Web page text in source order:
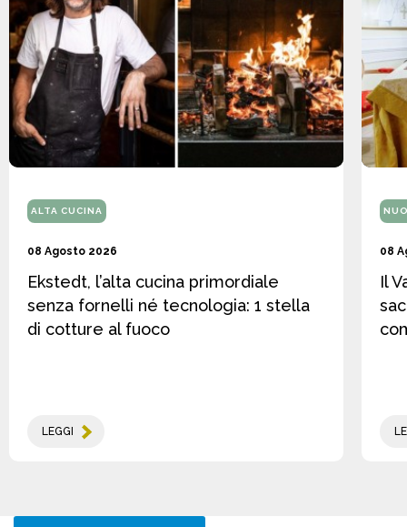
ALTA CUCINA
08 Agosto 2026
Ekstedt, l’alta cucina primordiale
senza fornelli né tecnologia: 1 stella
di cotture al fuoco
LEGGI
08
Il